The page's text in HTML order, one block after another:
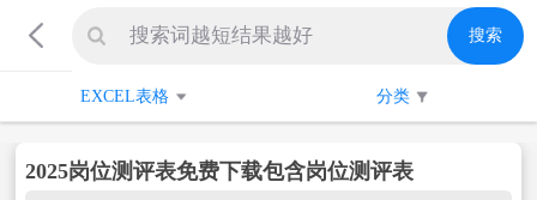
搜索
EXCEL表格 分类
2025岗位测评表免费下载包含岗位测评表